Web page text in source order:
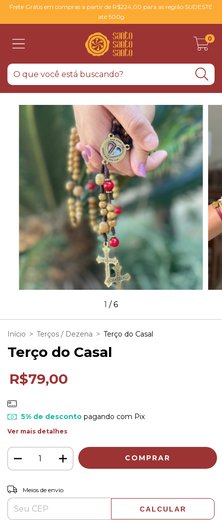
Frete Grátis em compras a partir de R$224,00 para as região SUDESTE
até 500g
0
1 /6
Início > Terços / Dezena > Terço do Casal
Terço do Casal
R$79,00
5% de descontopagando com Pix
Ver mais detalhes
Entregas para o CEP:
Meios de envio
CALCULAR